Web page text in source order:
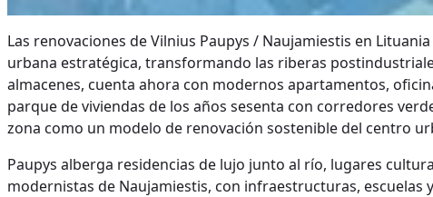
Las renovaciones de Vilnius Paupys / Naujamiestis en
urbana estratégica, transformando las riberas
almacenes, cuenta ahora con modernos apartamentos,
parque de viviendas de los años sesenta con corredores
zona como un modelo de renovación sostenible del centro
Paupys alberga residencias de lujo junto al río, lugares
modernistas de Naujamiestis, con infraestructuras,